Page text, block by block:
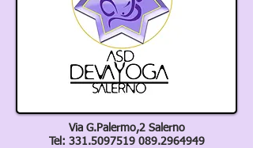
Via G.Palermo,2 Salerno
Tel: 331.5097519 089.2964949